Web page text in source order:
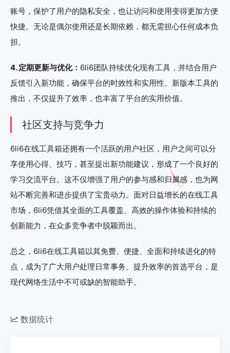
账号，保护了用户的隐私安全，也让访问和使用变得更加方便
快捷。无论是偶尔使用还是长期依赖，都无需担心任何成本负
担。
4. 定期更新与优化： 6li6团队持续优化现有工具，并结合用户
反馈引入新功能，确保平台的时效性和实用性。新版本工具的
推出，不仅提升了效率，也丰富了平台的实用价值。
社区支持与竞争力
6li6在线工具箱还拥有一个活跃的用户社区，用户之间可以分
享使用心得、技巧，甚至提出新功能建议，形成了一个良好的
学习交流平台。这不仅增强了用户的参与感和归属感，也为网
站不断完善和进步提供了宝贵动力。面对日益增长的在线工具
市场，6li6凭借其全面的工具覆盖、高效的操作体验和持续的
创新能力，在众多竞争者中脱颖而出。
总之，6li6在线工具箱以其免费、便捷、全面和持续进化的特
点，成为了广大用户处理日常事务、提升效率的首选平台，是
现代网络生活中不可或缺的智能助手。
数据统计